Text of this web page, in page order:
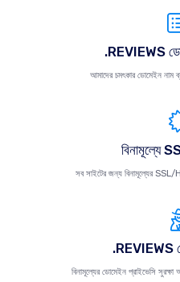
.REVIEWS
আমাদের চমৎকার ডোমেইন নাম
বিনামূল্যে
সব সাইটের জন্য বিনামূল্যের
.REVIEWS
বিনামূল্যের ডোমেইন প্রাইভেসি